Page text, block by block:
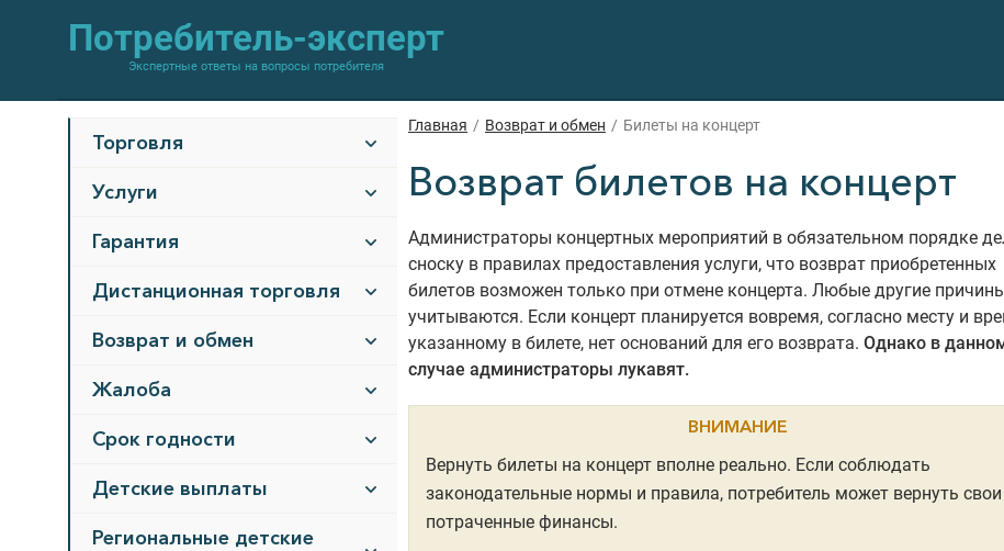
Потребитель-эксперт
Экспертные ответы на вопросы потребителя
Торговля
Услуги
Гарантия
Дистанционная торговля
Возврат и обмен
Жалоба
Срок годности
Детские выплаты
Региональные детские
Главная / Возврат и обмен / Билеты на концерт
Возврат билетов на концерт
Администраторы концертных мероприятий в обязательном порядке
сноску в правилах предоставления услуги, что возврат приобретенных
билетов возможен только при отмене концерта. Любые другие
учитываются. Если концерт планируется вовремя, согласно месту и
указанному в билете, нет оснований для его возврата. Однако в
случае администраторы лукавят.
ВНИМАНИЕ
Вернуть билеты на концерт вполне реально. Если соблюдать
законодательные нормы и правила, потребитель может вернуть свои
потраченные финансы.